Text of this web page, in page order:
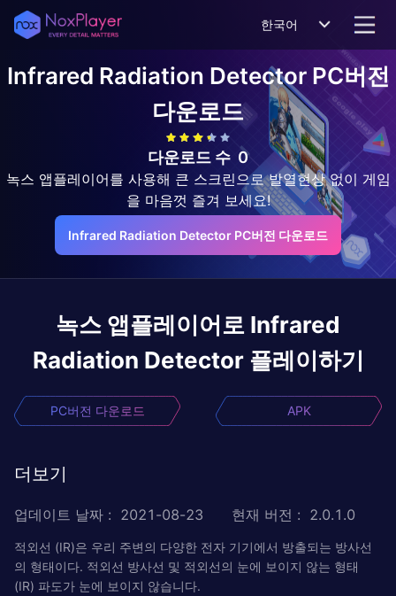
한국어
Infrared Radiation DetectorPC버전
다운로드
다운로드 수 0
녹스 앱플레이어를 사용해 큰 스크린으로 발열현상 없이 게임
을 마음껏 즐겨 보세요!
Infrared Radiation Detector PC버전 다운로드
녹스 앱플레이어로 Infrared
Radiation Detector 플레이하기
PC버전 다운로드 APK
더보기
업데이트 날짜 : 2021-08-23 현재 버전 : 2.0.1.0
적외선 (IR)은 우리 주변의 다양한 전자 기기에서 방출되는 방사선
의 형태이다. 적외선 방사선 및 적외선의 눈에 보이지 않는 형태
(IR) 파도가 눈에 보이지 않습니다.